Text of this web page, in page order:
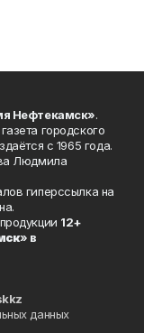
Нефтекамск».
городского
с 1965 года.
Людмила
гиперссылка на
12+
» в
данных